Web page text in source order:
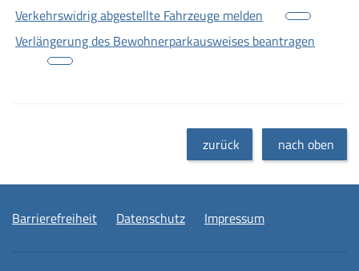
Verkehrswidrig abgestellte Fahrzeuge melden
Verlängerung des Bewohnerparkausweises beantragen
zurück nach oben
Barrierefreiheit Datenschutz Impressum